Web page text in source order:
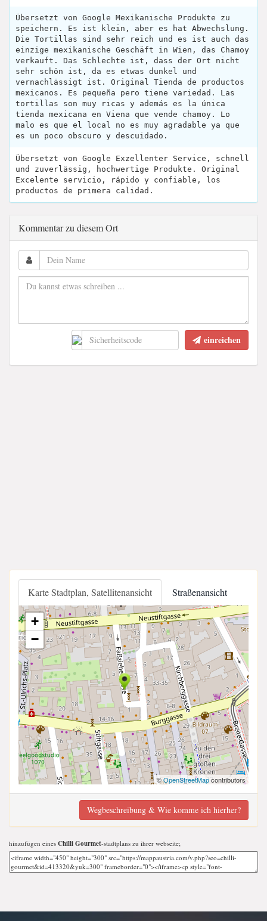
Übersetzt von Google Mexikanische Produkte zu
speichern. Es ist klein, aber es hat Abwechslung.
Die Tortillas sind sehr reich und es ist auch das
einzige mexikanische Geschäft in Wien, das Chamoy
verkauft. Das Schlechte ist, dass der Ort nicht
sehr schön ist, da es etwas dunkel und
vernachlässigt ist. Original Tienda de productos
mexicanos. Es pequeña pero tiene variedad. Las
tortillas son muy ricas y además es la única
tienda mexicana en Viena que vende chamoy. Lo
malo es que el local no es muy agradable ya que
es un poco obscuro y descuidado.
Übersetzt von Google Exzellenter Service, schnell
und zuverlässig, hochwertige Produkte. Original
Excelente servicio, rápido y confiable, los
productos de primera calidad.
Kommentar zu diesem Ort
einreichen
Karte Stadtplan, Satellitenansicht Straßenansicht
+
−
©OpenStreetMapcontributors
Wegbeschreibung & Wie komme ich hierher?
hinzufügen eines Chilli Gourmet-stadtplans zu ihrer webseite;